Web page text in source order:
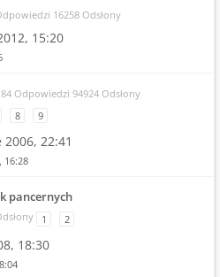
16258 Odsłony
15:20
84 Odpowiedzi 94924 Odsłony
8 9
22:41
16:28
pancernych
1 2
18:30